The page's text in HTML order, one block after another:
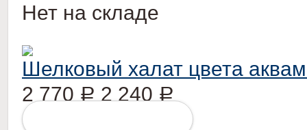
Нет на складе
Шелковый халат цвета
2 770 Р 2 240 Р